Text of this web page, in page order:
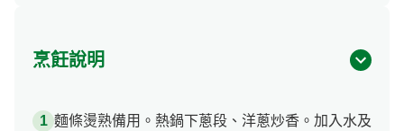
烹飪說明
麵條燙熟備用。熱鍋下蔥段、洋蔥炒香。加入水及